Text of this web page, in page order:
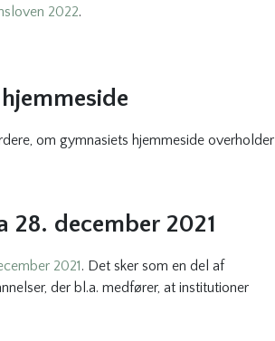
2022.
om gymnasiets hjemmeside overholder
december 2021
2021. Det sker som en del af
der bl.a. medfører, at institutioner